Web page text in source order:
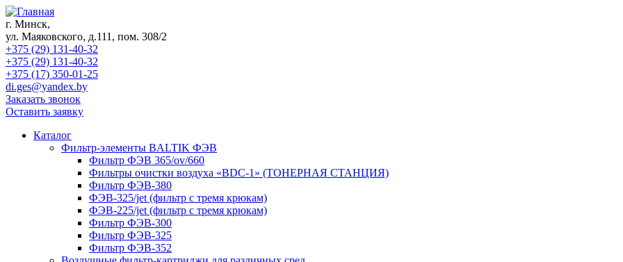
г. Минск,
ул. Маяковского, д.111, пом. 308/2
+375 (29) 131-40-32
+375 (29) 131-40-32
+375 (17) 350-01-25
di.ges@yandex.by
Заказать звонок
Оставить заявку
Каталог
Фильтр-элементы BALTIK ФЭВ
Фильтр ФЭВ 365/ov/660
Фильтры очистки воздуха «BDC-1» (ТОНЕРНАЯ СТАНЦИЯ)
Фильтр ФЭВ-380
ФЭВ-325/jet (фильтр с тремя крюкам)
ФЭВ-225/jet (фильтр с тремя крюкам)
Фильтр ФЭВ-300
Фильтр ФЭВ-325
Фильтр ФЭВ-352